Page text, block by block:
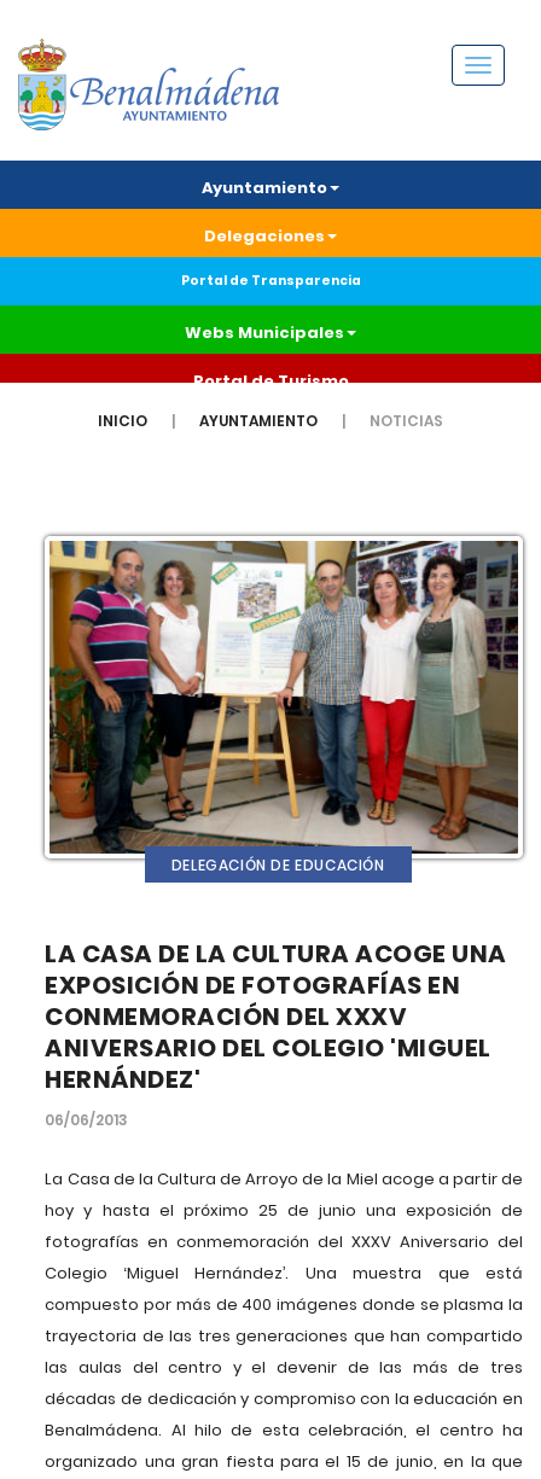
Menú
Ayuntamiento
Delegaciones
Portal de Transparencia
Webs Municipales
Portal de Turismo
INICIO AYUNTAMIENTO NOTICIAS
DELEGACIÓN DE EDUCACIÓN
LA CASA DE LA CULTURA ACOGE UNA
EXPOSICIÓN DE FOTOGRAFÍAS EN
CONMEMORACIÓN DEL XXXV
ANIVERSARIO DEL COLEGIO 'MIGUEL
HERNÁNDEZ'
06/06/2013
La Casa de la Cultura de Arroyo de la Miel acoge a partir de
hoy y hasta el próximo 25 de junio una exposición de
fotografías en conmemoración del XXXV Aniversario del
Colegio ‘Miguel Hernández’. Una muestra que está
compuesto por más de 400 imágenes donde se plasma la
trayectoria de las tres generaciones que han compartido
las aulas del centro y el devenir de las más de tres
décadas de dedicación y compromiso con la educación en
Benalmádena. Al hilo de esta celebración, el centro ha
organizado una gran fiesta para el 15 de junio, en la que